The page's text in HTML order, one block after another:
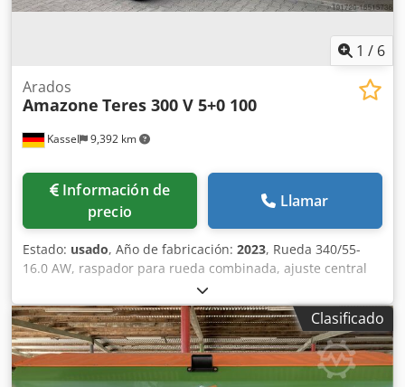
1 / 6
Kassel 9,392 km
Arados
Amazone Teres 300 V 5+0 100
Información de
precio
Llamar
Estado: usado, Año de fabricación: 2023, Rueda 340/55-
16.0 AW, raspador para rueda combinada, ajuste central
de presión de liberación / cuerpo de arado STU 40, reja
430, punta de reja HD, disco de corte Ø 500 dentado, 1
unidad / dentado, preparación para iluminación / Codpfx
Ahot Eay Ejterf
Clasificado